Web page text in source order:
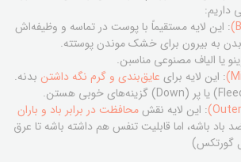
داریم:
: این لایه مستقیماً با پوست در تماسه و وظیفه‌اش
به بیرون برای خشک موندن پوستته.
یا الیاف مصنوعی مناسبن.
: این لایه برای عایق‌بندی و گرم نگه داشتن بدنه.
: این لایه نقشمحافظت در برابر باد و باران
باد باشه، اما قابلیت تنفس هم داشته باشه تا عرق
گورتکس)